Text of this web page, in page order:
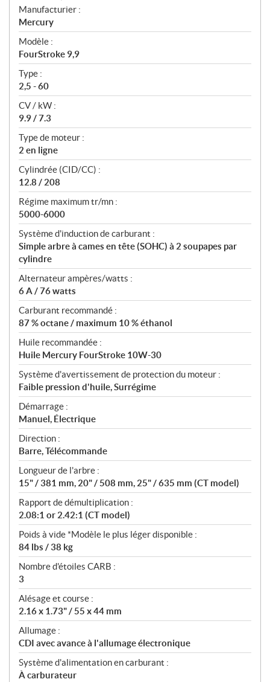
S
p
é
c
i
f
i
c
a
t
i
o
n
s
Manufacturier :
Mercury
Modèle :
FourStroke 9,9
Type :
2,5 - 60
CV / kW :
9.9 / 7.3
Type de moteur :
2 en ligne
Cylindrée (CID/CC) :
12.8 / 208
Régime maximum tr/mn :
5000-6000
Système d'induction de carburant :
Simple arbre à cames en tête (SOHC) à 2 soupapes par
cylindre
Alternateur ampères/watts :
6 A / 76 watts
Carburant recommandé :
87 % octane / maximum 10 % éthanol
Huile recommandée :
Huile Mercury FourStroke 10W-30
Système d'avertissement de protection du moteur :
Faible pression d'huile, Surrégime
Démarrage :
Manuel, Électrique
Direction :
Barre, Télécommande
Longueur de l'arbre :
15" / 381 mm, 20" / 508 mm, 25" / 635 mm (CT model)
Rapport de démultiplication :
2.08:1 or 2.42:1 (CT model)
Poids à vide *Modèle le plus léger disponible :
84 lbs / 38 kg
Nombre d'étoiles CARB :
3
Alésage et course :
2.16 x 1.73" / 55 x 44 mm
Allumage :
CDI avec avance à l'allumage électronique
Système d'alimentation en carburant :
À carburateur